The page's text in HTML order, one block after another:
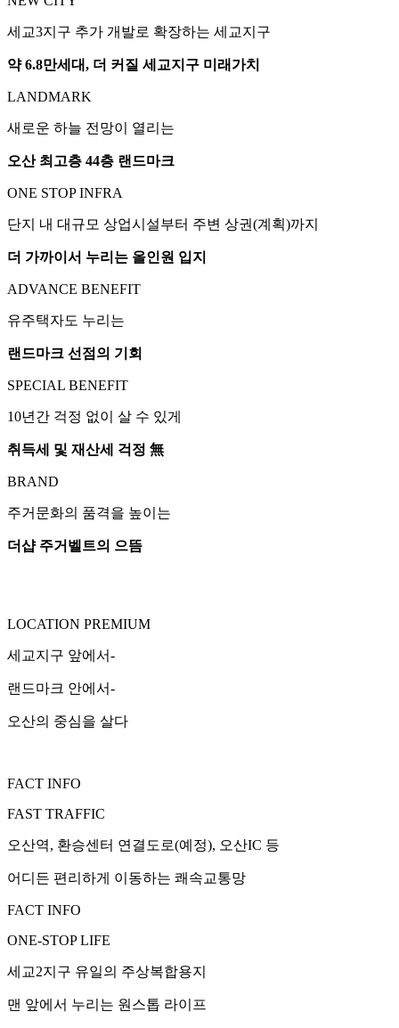
세교3지구 추가 개발로 확장하는 세교지구
약 6.8만세대, 더 커질 세교지구 미래가치
LANDMARK
새로운 하늘 전망이 열리는
오산 최고층 44층 랜드마크
ONE STOP INFRA
단지 내 대규모 상업시설부터 주변 상권(계획)까지
더 가까이서 누리는 올인원 입지
ADVANCE BENEFIT
유주택자도 누리는
랜드마크 선점의 기회
SPECIAL BENEFIT
10년간 걱정 없이 살 수 있게
취득세 및 재산세 걱정 無
BRAND
주거문화의 품격을 높이는
더샵 주거벨트의 으뜸
LOCATION PREMIUM
세교지구 앞에서-
랜드마크 안에서-
오산의 중심을 살다
FACT INFO
FAST TRAFFIC
오산역, 환승센터 연결도로(예정), 오산IC 등
어디든 편리하게 이동하는 쾌속교통망
FACT INFO
ONE-STOP LIFE
세교2지구 유일의 주상복합용지
맨 앞에서 누리는 원스톱 라이프